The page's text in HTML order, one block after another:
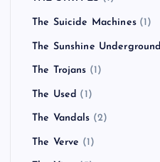
The Suicide Machines(1)
The Sunshine Underground
The Trojans (1)
The Used (1)
The Vandals (2)
The Verve (1)